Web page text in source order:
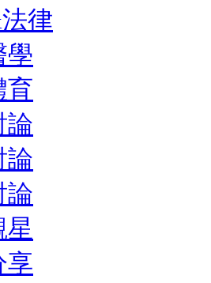
律
學
育
論
論
論
星
享